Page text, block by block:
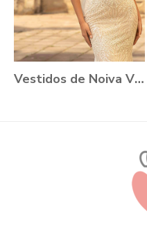
Vestidos de Noiva VONÁ Concept - Coleção Romance 2021